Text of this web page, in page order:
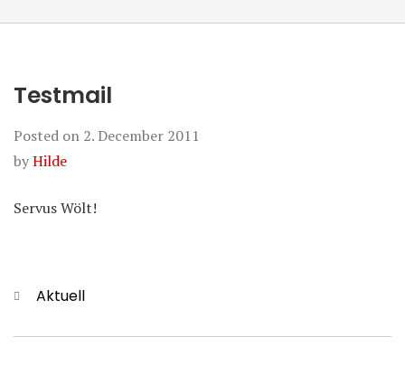
Testmail
Posted on 2. December 2011
byHilde
Servus Wölt!
Categories
Aktuell